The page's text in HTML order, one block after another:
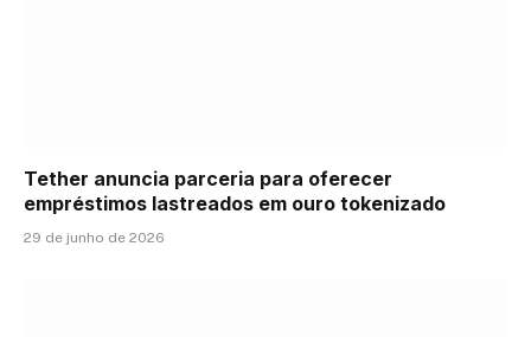
Tether anuncia parceria para oferecer
empréstimos lastreados em ouro tokenizado
29 de junho de 2026